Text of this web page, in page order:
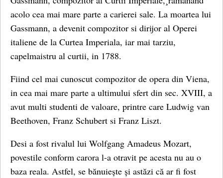
acolo cea mai mare parte a carierei sale. La moartea lui
Gassmann, a devenit compozitor si dirijor al Operei
italiene de la Curtea Imperiala, iar mai tarziu,
capelmaistru al curtii, in 1788.
Fiind cel mai cunoscut compozitor de opera din Viena,
in cea mai mare parte a ultimului sfert din sec. XVIII, a
avut multi studenti de valoare, printre care Ludwig van
Beethoven, Franz Schubert si Franz Liszt.
Desi a fost rivalul lui Wolfgang Amadeus Mozart,
povestile conform carora l-a otravit pe acesta nu au o
baza reala. Astfel, se bănuiește și astăzi că ar fi fost